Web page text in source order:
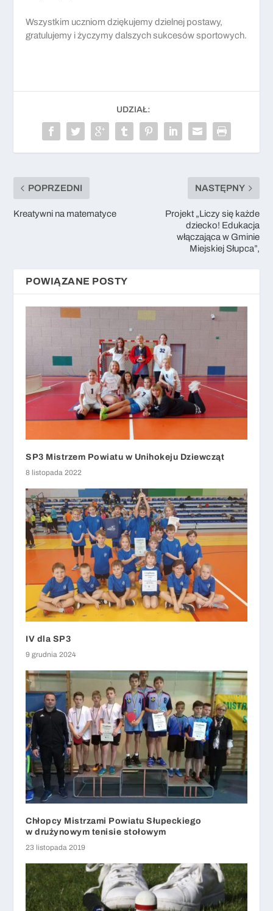
Wszystkim uczniom dziękujemy dzielnej postawy,
gratulujemy i życzymy dalszych sukcesów sportowych.
UDZIAŁ:
POPRZEDNI
Kreatywni na matematyce
NASTĘPNY
Projekt „Liczy się każde
dziecko! Edukacja
włączająca w Gminie
Miejskiej Słupca”,
POWIĄZANE POSTY
SP3 Mistrzem Powiatu w Unihokeju Dziewcząt
8 listopada 2022
IV dla SP3
9 grudnia 2024
Chłopcy Mistrzami Powiatu Słupeckiego
w drużynowym tenisie stołowym
23 listopada 2019